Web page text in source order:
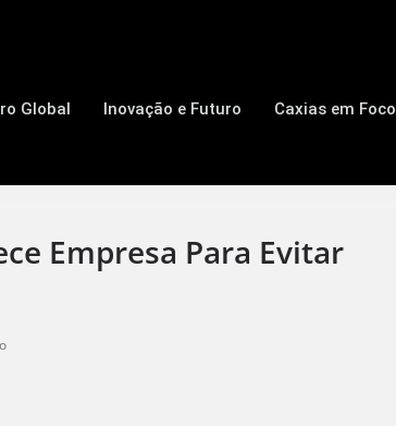
Global Inovação e Futuro Caxias em Foco
Empresa Para Evitar